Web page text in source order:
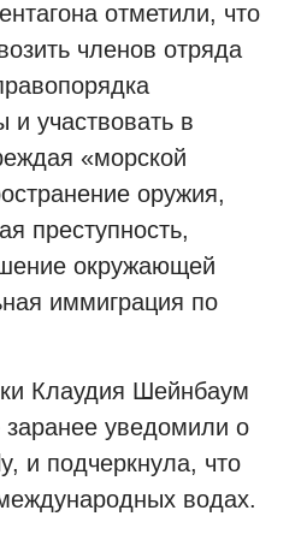
отметили, что
членов отряда
и участвовать в
«морской
оружия,
преступность,
окружающей
иммиграция по
Клаудия Шейнбаум
уведомили о
и подчеркнула, что
водах.